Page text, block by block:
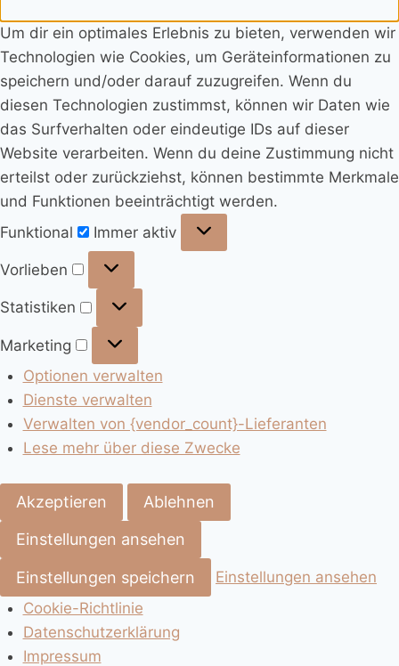
Um dir ein optimales Erlebnis zu bieten, verwenden wir
Technologien wie Cookies, um Geräteinformationen zu
speichern und/oder darauf zuzugreifen. Wenn du
diesen Technologien zustimmst, können wir Daten wie
das Surfverhalten oder eindeutige IDs auf dieser
Website verarbeiten. Wenn du deine Zustimmung nicht
erteilst oder zurückziehst, können bestimmte Merkmale
und Funktionen beeinträchtigt werden.
Funktional
Immer aktiv
Vorlieben
Statistiken
Marketing
Optionen verwalten
Dienste verwalten
Verwalten von {vendor_count}-Lieferanten
Lese mehr über diese Zwecke
Akzeptieren Ablehnen
Einstellungen ansehen
Einstellungen speichern
Einstellungen ansehen
Cookie-Richtlinie
Datenschutzerklärung
Impressum